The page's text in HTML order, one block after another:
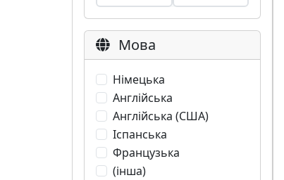
Мова
Німецька
Англійська
Англійська (США)
Іспанська
Французька
(інша)